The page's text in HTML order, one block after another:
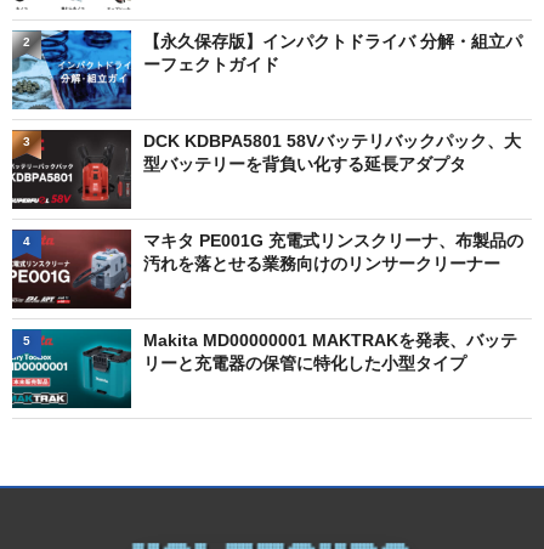
【永久保存版】インパクトドライバ 分解・組立パ
ーフェクトガイド
2
DCK KDBPA5801 58Vバッテリバックパック、大
型バッテリーを背負い化する延長アダプタ
3
マキタ PE001G 充電式リンスクリーナ、布製品の
汚れを落とせる業務向けのリンサークリーナー
4
Makita MD00000001 MAKTRAKを発表、バッテ
リーと充電器の保管に特化した小型タイプ
5